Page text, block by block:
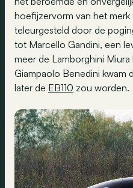
hoefijzervorm van het merk
teleurgesteld door de
tot Marcello Gandini, een
meer de Lamborghini
Giampaolo Benedini kwam
later de EB110 zou worden.